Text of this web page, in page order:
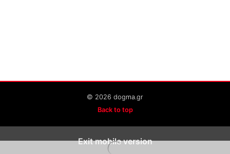
© 2026 dogma.gr
Back to top
Exit mobile version